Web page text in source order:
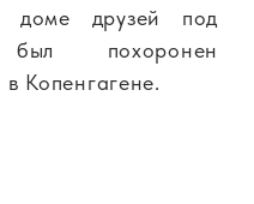
доме друзей под
похоронен
Копенгагене.